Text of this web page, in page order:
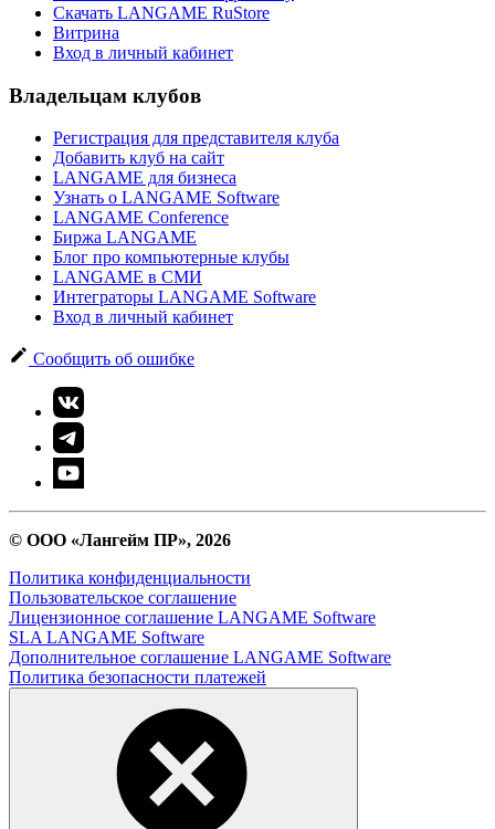
Скачать LANGAME RuStore
Витрина
Вход в личный кабинет
Владельцам клубов
Регистрация для представителя клуба
Добавить клуб на сайт
LANGAME для бизнеса
Узнать о LANGAME Software
LANGAME Conference
Биржа LANGAME
Блог про компьютерные клубы
LANGAME в СМИ
Интеграторы LANGAME Software
Вход в личный кабинет
Сообщить об ошибке
© ООО «Лангейм ПР», 2026
Политика конфиденциальности
Пользовательское соглашение
Лицензионное соглашение LANGAME Software
SLA LANGAME Software
Дополнительное соглашение LANGAME Software
Политика безопасности платежей